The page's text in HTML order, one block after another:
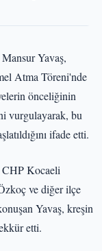
Yavaş,
Atma Töreni'nde
önceliğinin
vurgulayarak, bu
ifade etti.
CHP Kocaeli
ve diğer ilçe
Yavaş, kreşin
etti.